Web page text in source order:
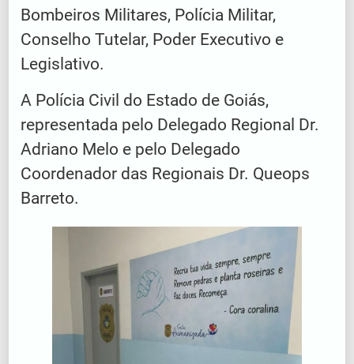
Bombeiros Militares, Polícia Militar,
Conselho Tutelar, Poder Executivo e
Legislativo.
A Polícia Civil do Estado de Goiás,
representada pelo Delegado Regional Dr.
Adriano Melo e pelo Delegado
Coordenador das Regionais Dr. Queops
Barreto.